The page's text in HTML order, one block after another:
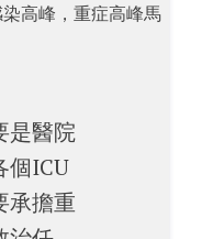
高峰，重症高峰馬
是醫院
個ICU
承擔重